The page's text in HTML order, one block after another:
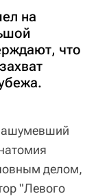
на
что
делом,
"Левого